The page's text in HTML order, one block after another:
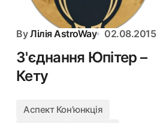
By Лілія AstroWay 02.08.2015
З'єднання Юпітер –
Кету
Аспект Конʼюнкція